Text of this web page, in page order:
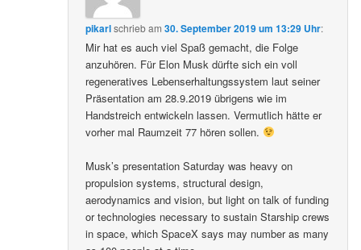
pikarlschriebam30. September 2019 um 13:29 Uhr:
Mir hat es auch viel Spaß gemacht, die Folge
anzuhören. Für Elon Musk dürfte sich ein voll
regeneratives Lebenserhaltungssystem laut seiner
Präsentation am 28.9.2019 übrigens wie im
Handstreich entwickeln lassen. Vermutlich hätte er
vorher mal Raumzeit 77 hören sollen.
Musk’s presentation Saturday was heavy on
propulsion systems, structural design,
aerodynamics and vision, but light on talk of funding
or technologies necessary to sustain Starship crews
in space, which SpaceX says may number as many